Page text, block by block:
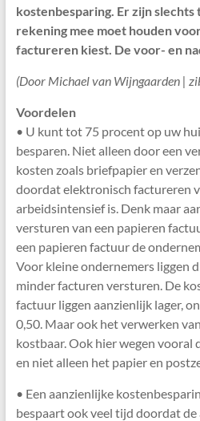
kostenbesparing. Er zijn slechts
rekening mee moet houden
factureren kiest. De voor- en
(Door Michael van Wijngaarden |
Voordelen
• U kunt tot 75 procent op uw
besparen. Niet alleen door een
kosten zoals briefpapier en
doordat elektronisch factureren
arbeidsintensief is. Denk maar
versturen van een papieren
een papieren factuur de
Voor kleine ondernemers liggen
minder facturen versturen. De
factuur liggen aanzienlijk lager,
0,50. Maar ook het verwerken
kostbaar. Ook hier wegen vooral
en niet alleen het papier en
• Een aanzienlijke
bespaart ook veel tijd doordat